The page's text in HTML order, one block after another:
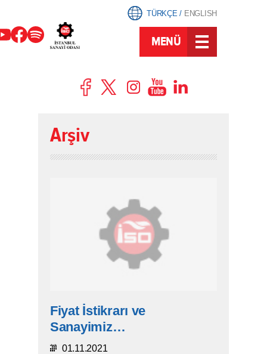
TÜRKÇE/ ENGLISH
MENÜ
Arşiv
Fiyat İstikrarı ve
Sanayimiz…
01.11.2021